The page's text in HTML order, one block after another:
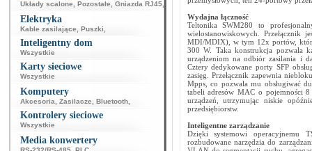
Układy scalone Pozostałe Gniazda RJ45
Elektryka
Kable zasilające Puszki
Inteligentny dom
Wszystkie
Karty sieciowe
Wszystkie
Komputery
Akcesoria Zasilacze Bluetooth
Kontrolery sieciowe
Wszystkie
Media konwertery
Wydajna łączność
Teltonika SWM280 to
wielostanowiskowych.
MDI/MDIX), w tym 12x portów,
300 W. Taka konstrukcja pozwala
urządzeniom na odbiór zasilania i
Cztery dedykowane porty SFP
zasięg. Przełącznik zapewnia
Mpps, co pozwala mu obsługiwać
tabeli adresów MAC o pojemności
urządzeń, utrzymując niskie
przedsiębiorstw.
Inteligentne zarządzanie
Dzięki systemowi operacyjnemu
rozbudowane narzędzia do